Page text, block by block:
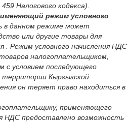
Налогового кодекса).
режим условного
в данном режиме может
или другие товары для
. Режим условного начисления НДС
налогоплательщиком,
условием последующего
территории Кыргызской
он теряет право находиться в
применяющего
НДС предоставлено возможность